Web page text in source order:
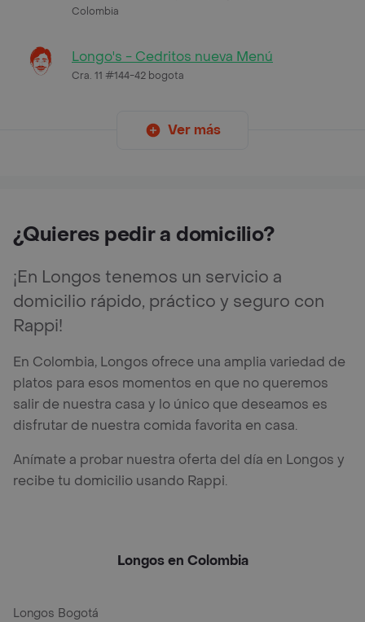
Colombia
Longo's - Cedritos nueva Menú
Cra. 11 #144-42 bogota
Ver más
¿Quieres pedir a domicilio?
¡En Longos tenemos un servicio a
domicilio rápido, práctico y seguro con
Rappi!
En Colombia, Longos ofrece una amplia variedad de
platos para esos momentos en que no queremos
salir de nuestra casa y lo único que deseamos es
disfrutar de nuestra comida favorita en casa.
Anímate a probar nuestra oferta del día en Longos y
recibe tu domicilio usando Rappi.
Longos en Colombia
Longos Bogotá